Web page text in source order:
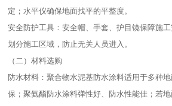
定；水平仪确保地面找平的平整度。​
安全防护工具：安全帽、手套、护目镜保障施
划分施工区域，防止无关人员进入。​
（二）材料选购​
防水材料：聚合物水泥基防水涂料适用于多种
保；聚氨酯防水涂料弹性好、防水性能佳；若